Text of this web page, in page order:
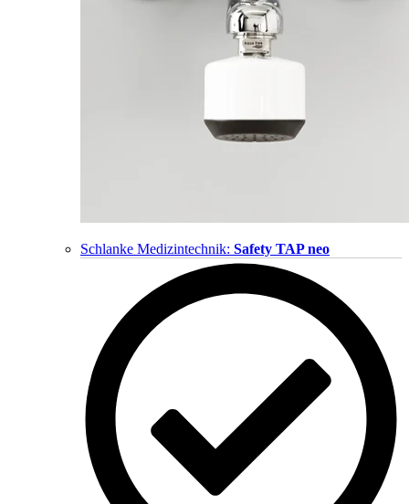
Schlanke Medizintechnik: Safety TAP neo